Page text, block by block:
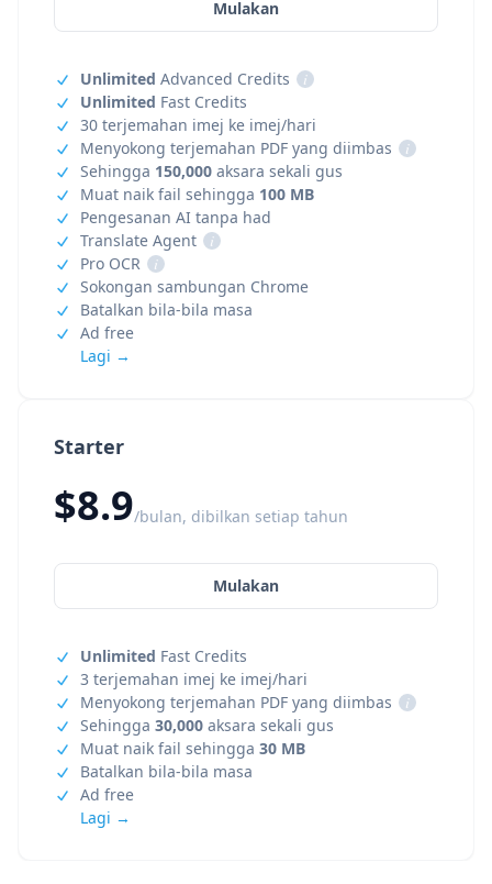
Starter
$8.9/bulan, dibilkan setiap tahun
Mulakan
Unlimited Fast Credits
3 terjemahan imej ke imej/hari
Menyokong terjemahan PDF yang diimbas
i
Sehingga 30,000 aksara sekali gus
Muat naik fail sehingga 30 MB
Batalkan bila-bila masa
Ad free
Lagi →
Mulakan
Unlimited Advanced Credits
i
Unlimited Fast Credits
30 terjemahan imej ke imej/hari
Menyokong terjemahan PDF yang diimbas
i
Sehingga 150,000 aksara sekali gus
Muat naik fail sehingga 100 MB
Pengesanan AI tanpa had
Translate Agent
i
Pro OCR
i
Sokongan sambungan Chrome
Batalkan bila-bila masa
Ad free
Lagi →